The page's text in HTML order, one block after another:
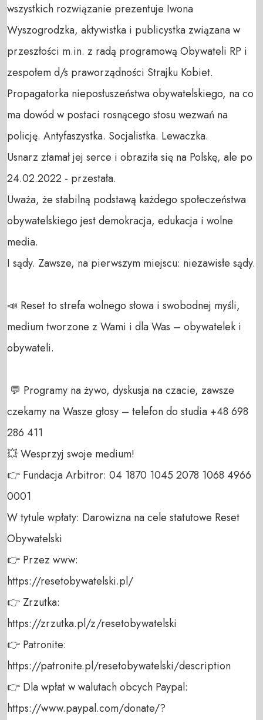
wszystkich rozwiązanie prezentuje Iwona
Wyszogrodzka, aktywistka i publicystka związana w
przeszłości m.in. z radą programową Obywateli RP i
zespołem d/s praworządności Strajku Kobiet.
Propagatorka nieposłuszeństwa obywatelskiego, na co
ma dowód w postaci rosnącego stosu wezwań na
policję. Antyfaszystka. Socjalistka. Lewaczka.
Usnarz złamał jej serce i obraziła się na Polskę, ale po
24.02.2022 - przestała.
Uważa, że stabilną podstawą każdego społeczeństwa
obywatelskiego jest demokracja, edukacja i wolne
media.
I sądy. Zawsze, na pierwszym miejscu: niezawisłe sądy.
📣 Reset to strefa wolnego słowa i swobodnej myśli,
medium tworzone z Wami i dla Was – obywatelek i
obywateli.
czekamy na Wasze głosy – telefon do studia +48 698
286 411
💥 Wesprzyj swoje medium!
👉 Fundacja Arbitror: 04 1870 1045 2078 1068 4966
0001
W tytule wpłaty: Darowizna na cele statutowe Reset
Obywatelski
👉 Przez www:
https://resetobywatelski.pl/
👉 Zrzutka:
https://zrzutka.pl/z/resetobywatelski
👉 Patronite:
https://patronite.pl/resetobywatelski/description
👉 Dla wpłat w walutach obcych Paypal:
https://www.paypal.com/donate/?